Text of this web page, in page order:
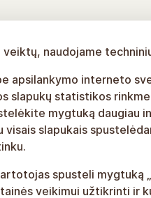
veiktų, naudojame
apsilankymo interneto
slapukų statistikos
mygtuką daugiau
visais slapukais
spusteli mygtuką
veikimui užtikrinti ir